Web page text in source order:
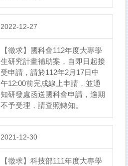
2022-12-27
【徵求】​國科會112年度大專學
生研究計畫補助案，自即日起接
受申請，請於112年2月17日中
午12:00前完成線上申請，並通
知研發處函送國科會申請，逾期
不予受理，請查照轉知。
2021-12-30
【徵求】科技部111年度大專學